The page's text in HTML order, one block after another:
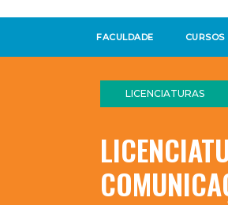
FACULDADE CURSOS
LICENCIATURAS